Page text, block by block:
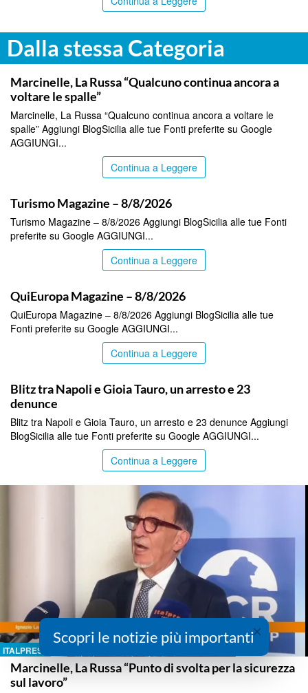
Dalla stessa Categoria
ITALPRESS
Marcinelle, La Russa “Qualcuno continua ancora a
voltare le spalle”
Marcinelle, La Russa “Qualcuno continua ancora a voltare le
spalle” Aggiungi BlogSicilia alle tue Fonti preferite su Google
AGGIUNGI...
Continua a Leggere
Turismo Magazine – 8/8/2026
Turismo Magazine – 8/8/2026 Aggiungi BlogSicilia alle tue Fonti
preferite su Google AGGIUNGI...
Continua a Leggere
QuiEuropa Magazine – 8/8/2026
QuiEuropa Magazine – 8/8/2026 Aggiungi BlogSicilia alle tue
Fonti preferite su Google AGGIUNGI...
Continua a Leggere
Blitz tra Napoli e Gioia Tauro, un arresto e 23
denunce
Blitz tra Napoli e Gioia Tauro, un arresto e 23 denunce Aggiungi
BlogSicilia alle tue Fonti preferite su Google AGGIUNGI...
Continua a Leggere
ITALPRESS
Marcinelle, La Russa “Punto di svolta per la sicurezza
sul lavoro”
×
Scopri le notizie più importanti